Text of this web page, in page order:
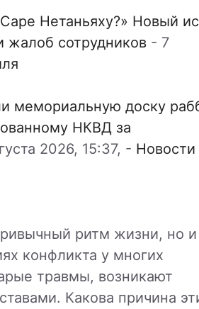
Нетаньяху?» Новый
жалоб сотрудников - 7
мемориальную доску
НКВД за
2026, 15:37, - Новости
ритм жизни, но и
конфликта у многих
травмы, возникают
Какова причина